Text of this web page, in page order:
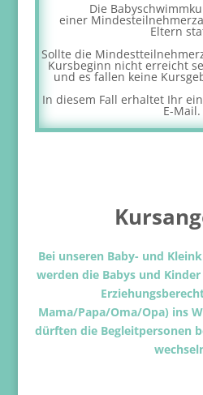
Die
einer
Eltern
Sollte die
Kursbeginn nicht erreicht
und es fallen keine
In diesem Fall erhaltet Ihr
E-Mail.
Bei unseren Baby- und
werden die Babys und
Mama/Papa/Oma/Opa) ins
dürften die Begleitpersonen